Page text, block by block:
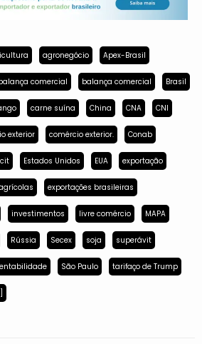
agronegócio Apex-Brasil
comercial balança comercial Brasil
carne suína China CNA CNI
exterior comércio exterior. Conab
Estados Unidos EUA exportação
exportações brasileiras
investimentos livre comércio MAPA
Rússia Secex soja superávit
São Paulo tarifaço de Trump